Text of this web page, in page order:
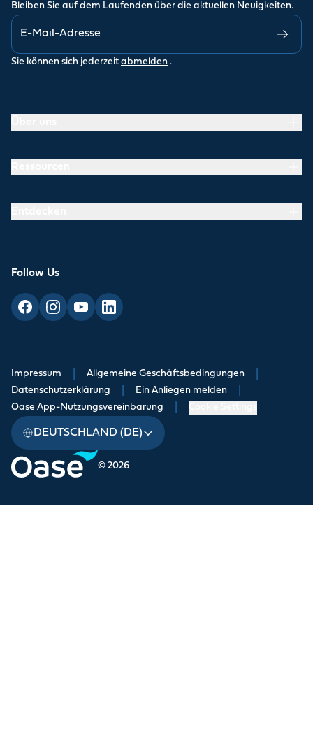
Bleiben Sie auf dem Laufenden über die aktuellen Neuigkeiten.
Sie können sich jederzeit abmelden .
Follow Us
© 2026
Impressum Allgemeine Geschäftsbedingungen
Datenschutzerklärung Ein Anliegen melden
Oase App-Nutzungsvereinbarung
DEUTSCHLAND (DE)